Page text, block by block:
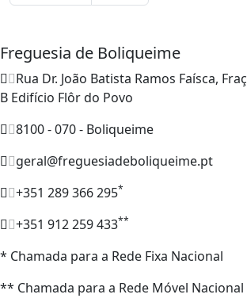
Freguesia de Boliqueime
Rua Dr. João Batista Ramos Faísca,
B Edifício Flôr do Povo
8100 - 070 - Boliqueime
geral@freguesiadeboliqueime.pt
+351 289 366 295*
+351 912 259 433**
* Chamada para a Rede Fixa Nacional
** Chamada para a Rede Móvel Nacional